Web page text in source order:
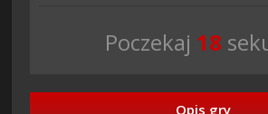
Poczekaj 17
Opis gry